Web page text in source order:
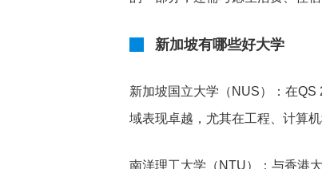
新加坡有哪些好大学
新加坡国立大学（NUS）：在
域表现卓越，尤其在工程、计算
南洋理工大学（NTU）：与香港